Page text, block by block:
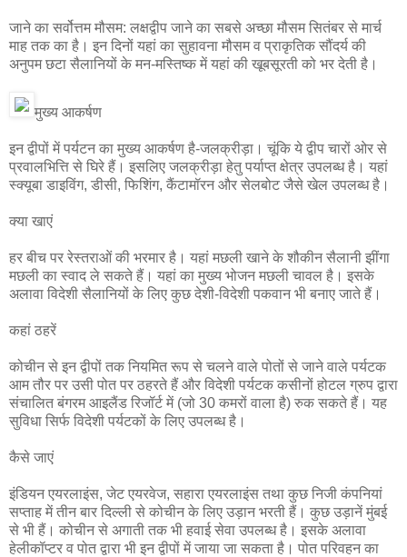
जाने का सर्वोत्तम मौसम: लक्षद्वीप जाने का सबसे अच्छा मौसम सितंबर से मार्च
माह तक का है। इन दिनों यहां का सुहावना मौसम व प्राकृतिक सौंदर्य की
अनुपम छटा सैलानियों के मन-मस्तिष्क में यहां की खूबसूरती को भर देती है।
मुख्य आकर्षण
इन द्वीपों में पर्यटन का मुख्य आकर्षण है-जलक्रीड़ा। चूंकि ये द्वीप चारों ओर से
प्रवालभित्ति से घिरे हैं। इसलिए जलक्रीड़ा हेतु पर्याप्त क्षेत्र उपलब्ध है। यहां
स्क्यूबा डाइविंग, डीसी, फिशिंग, कैंटामॉरन और सेलबोट जैसे खेल उपलब्ध है।
क्या खाएं
हर बीच पर रेस्तराओं की भरमार है। यहां मछली खाने के शौकीन सैलानी झींगा
मछली का स्वाद ले सकते हैं। यहां का मुख्य भोजन मछली चावल है। इसके
अलावा विदेशी सैलानियों के लिए कुछ देशी-विदेशी पकवान भी बनाए जाते हैं।
कहां ठहरें
कोचीन से इन द्वीपों तक नियमित रूप से चलने वाले पोतों से जाने वाले पर्यटक
आम तौर पर उसी पोत पर ठहरते हैं और विदेशी पर्यटक कसीनों होटल ग्रुप द्वारा
संचालित बंगरम आइलैंड रिजॉर्ट में (जो 30 कमरों वाला है) रुक सकते हैं। यह
सुविधा सिर्फ विदेशी पर्यटकों के लिए उपलब्ध है।
कैसे जाएं
इंडियन एयरलाइंस, जेट एयरवेज, सहारा एयरलाइंस तथा कुछ निजी कंपनियां
सप्ताह में तीन बार दिल्ली से कोचीन के लिए उड़ान भरती हैं। कुछ उड़ानें मुंबई
से भी हैं। कोचीन से अगाती तक भी हवाई सेवा उपलब्ध है। इसके अलावा
हेलीकॉप्टर व पोत द्वारा भी इन द्वीपों में जाया जा सकता है। पोत परिवहन का